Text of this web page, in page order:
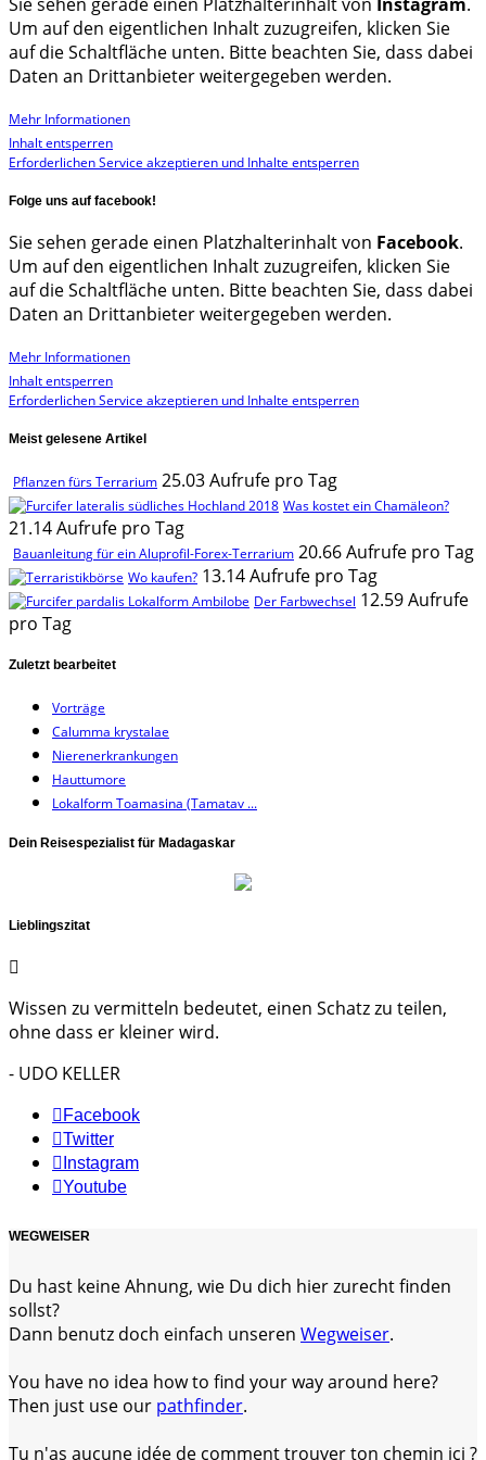
Um auf den eigentlichen Inhalt zuzugreifen, klicken Sie
auf die Schaltfläche unten. Bitte beachten Sie, dass dabei
Daten an Drittanbieter weitergegeben werden.
Mehr Informationen
Inhalt entsperren
Erforderlichen Service akzeptieren und Inhalte entsperren
Folge uns auf facebook!
Sie sehen gerade einen Platzhalterinhalt von Facebook.
Um auf den eigentlichen Inhalt zuzugreifen, klicken Sie
auf die Schaltfläche unten. Bitte beachten Sie, dass dabei
Daten an Drittanbieter weitergegeben werden.
Mehr Informationen
Inhalt entsperren
Erforderlichen Service akzeptieren und Inhalte entsperren
Meist gelesene Artikel
Pflanzen fürs Terrarium 25.03 Aufrufe pro Tag
Was kostet ein Chamäleon?
21.14 Aufrufe pro Tag
Bauanleitung für ein Aluprofil-Forex-Terrarium 20.66 Aufrufe pro Tag
Wo kaufen? 13.14 Aufrufe pro Tag
Der Farbwechsel 12.59 Aufrufe
pro Tag
Zuletzt bearbeitet
Vorträge
Calumma krystalae
Nierenerkrankungen
Hauttumore
Lokalform Toamasina (Tamatav ...
Dein Reisespezialist für Madagaskar
Lieblingszitat
Wissen zu vermitteln bedeutet, einen Schatz zu teilen,
ohne dass er kleiner wird.
- UDO KELLER
Facebook
Twitter
Instagram
Youtube
WEGWEISER
Du hast keine Ahnung, wie Du dich hier zurecht finden
sollst?
Dann benutz doch einfach unseren Wegweiser.
You have no idea how to find your way around here?
Then just use our pathfinder.
Tu n'as aucune idée de comment trouver ton chemin ici ?